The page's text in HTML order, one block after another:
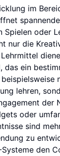
im
Spielen oder
nur die
das ein
lehren,
der
oder
sind
zu
den